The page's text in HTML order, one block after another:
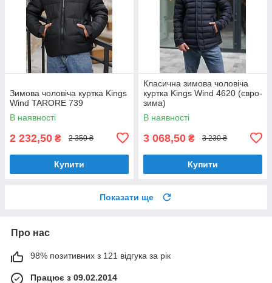
Зимова чоловіча куртка Kings
Wind TARORE 739
В наявності
2 232,50 ₴ 2 350 ₴
Купити
Класична зимова чоловіча
куртка Kings Wind 4620 (євро-
зима)
В наявності
3 068,50 ₴ 3 230 ₴
Купити
Показати ще
Про нас
98% позитивних з 121 відгука за рік
Працює з 09.02.2014